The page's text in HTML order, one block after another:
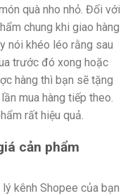
quà nho nhỏ. Đối với
chung khi giao hàng
nói khéo léo rằng sau
trước đó xong hoặc
hàng thì bạn sẽ tặng
mua hàng tiếp theo.
rất hiệu quả.
cản phẩm
kênh Shopee của bạn